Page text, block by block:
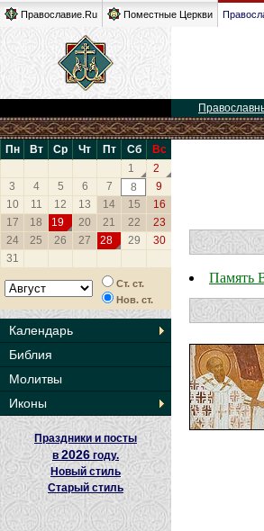
Православие.Ru Поместные Церкви
Пн Вт Ср Чт Пт Сб
Вс
1
2
3
4 5 6 7 8
9
10
11 12 13 14 15
16
17
18 19 20 21 22
23
24
25 26 27 28 29
30
31
Ст. ст.
Нов. ст.
Календарь
Библия
Молитвы
Иконы
Праздники и посты
в2026 году.
Новый стиль
Старый стиль
Память